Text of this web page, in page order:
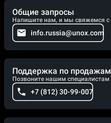
Общие запросы
Напишите нам, и мы свяжемся
info.russia@unox.com
Поддержка по продажам
Позвоните нашим специалистам
+7 (812) 30-99-007